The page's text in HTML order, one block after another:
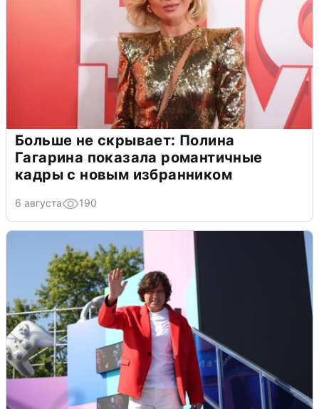
Больше не скрывает: Полина
Гагарина показала романтичные
кадры с новым избранником
6 августа 190